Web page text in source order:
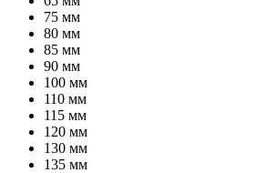
75 мм
80 мм
85 мм
90 мм
100 мм
110 мм
115 мм
120 мм
130 мм
135 мм